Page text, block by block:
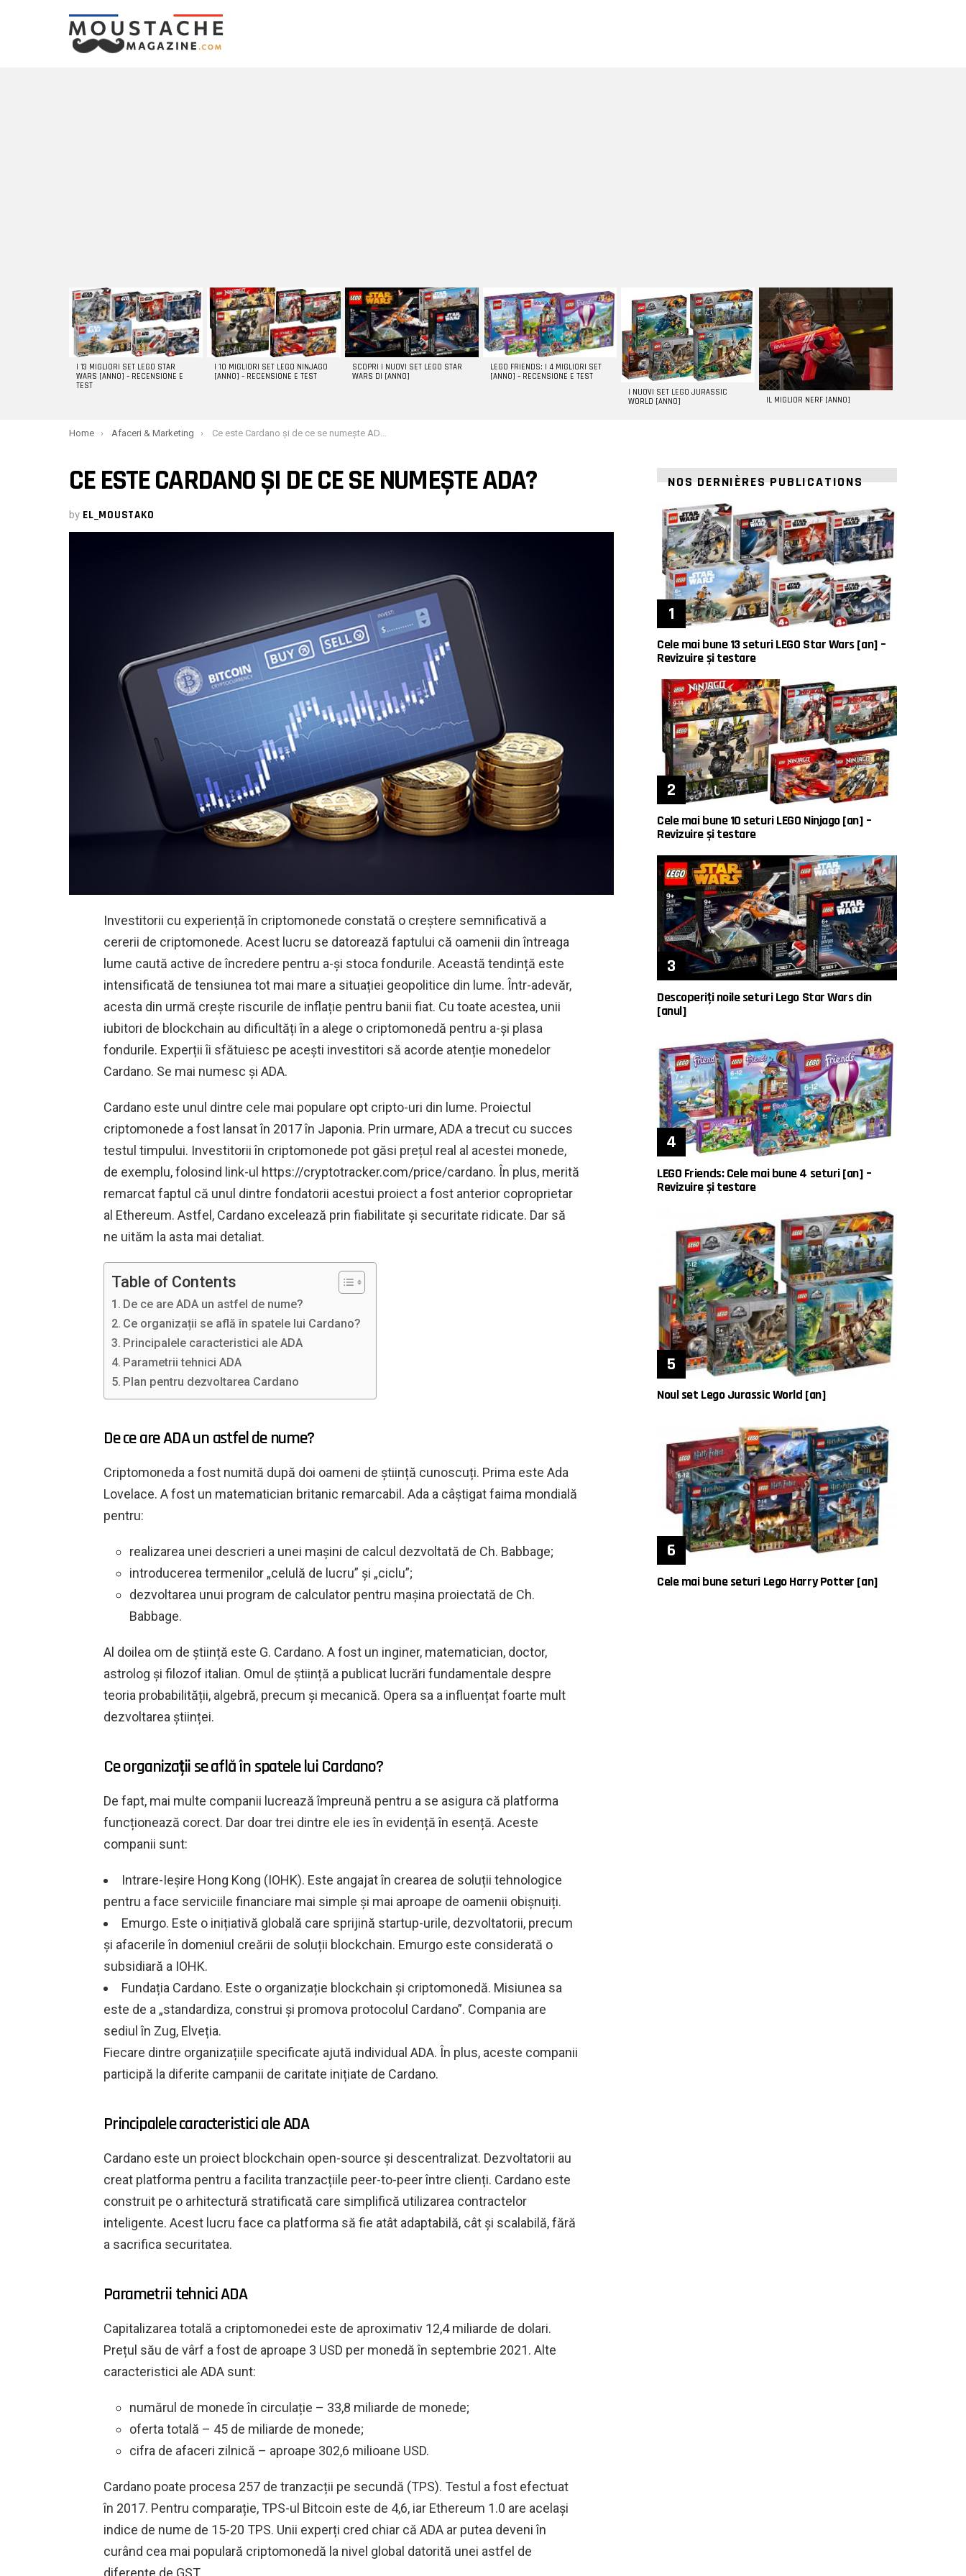
LATEST
STORIES
I 13 MIGLIORI SET LEGO STAR
WARS [ANNO] – RECENSIONE E
TEST
I 10 MIGLIORI SET LEGO NINJAGO
[ANNO] – RECENSIONE E TEST
SCOPRI I NUOVI SET LEGO STAR
WARS DI [ANNO]
LEGO FRIENDS: I 4 MIGLIORI SET
[ANNO] – RECENSIONE E TEST
I NUOVI SET LEGO JURASSIC
WORLD [ANNO]
IL MIGLIOR NERF [ANNO]
You are here:
Home Afaceri & Marketing Ce este Cardano și de ce se numește ADA?
CE ESTE CARDANO ȘI DE CE SE NUMEȘTE ADA?
by EL_MOUSTAKO
Investitorii cu experiență în criptomonede constată o creștere semnificativă a
cererii de criptomonede. Acest lucru se datorează faptului că oamenii din întreaga
lume caută active de încredere pentru a-și stoca fondurile. Această tendință este
intensificată de tensiunea tot mai mare a situației geopolitice din lume. Într-adevăr,
acesta din urmă crește riscurile de inflație pentru banii fiat. Cu toate acestea, unii
iubitori de blockchain au dificultăți în a alege o criptomonedă pentru a-și plasa
fondurile. Experții îi sfătuiesc pe acești investitori să acorde atenție monedelor
Cardano. Se mai numesc și ADA.
Cardano este unul dintre cele mai populare opt cripto-uri din lume. Proiectul
criptomonede a fost lansat în 2017 în Japonia. Prin urmare, ADA a trecut cu succes
testul timpului. Investitorii în criptomonede pot găsi prețul real al acestei monede,
de exemplu, folosind link-ul https://cryptotracker.com/price/cardano. În plus, merită
remarcat faptul că unul dintre fondatorii acestui proiect a fost anterior coproprietar
al Ethereum. Astfel, Cardano excelează prin fiabilitate și securitate ridicate. Dar să
ne uităm la asta mai detaliat.
Table of Contents
De ce are ADA un astfel de nume?
Ce organizații se află în spatele lui Cardano?
Principalele caracteristici ale ADA
Parametrii tehnici ADA
Plan pentru dezvoltarea Cardano
De ce are ADA un astfel de nume?
Criptomoneda a fost numită după doi oameni de știință cunoscuți. Prima este Ada
Lovelace. A fost un matematician britanic remarcabil. Ada a câștigat faima mondială
pentru:
realizarea unei descrieri a unei mașini de calcul dezvoltată de Ch. Babbage;
introducerea termenilor „celulă de lucru” și „ciclu”;
dezvoltarea unui program de calculator pentru mașina proiectată de Ch.
Babbage.
Al doilea om de știință este G. Cardano. A fost un inginer, matematician, doctor,
astrolog și filozof italian. Omul de știință a publicat lucrări fundamentale despre
teoria probabilității, algebră, precum și mecanică. Opera sa a influențat foarte mult
dezvoltarea științei.
Ce organizații se află în spatele lui Cardano?
De fapt, mai multe companii lucrează împreună pentru a se asigura că platforma
funcționează corect. Dar doar trei dintre ele ies în evidență în esență. Aceste
companii sunt:
Intrare-Ieșire Hong Kong (IOHK). Este angajat în crearea de soluții tehnologice
pentru a face serviciile financiare mai simple și mai aproape de oamenii obișnuiți.
Emurgo. Este o inițiativă globală care sprijină startup-urile, dezvoltatorii, precum
și afacerile în domeniul creării de soluții blockchain. Emurgo este considerată o
subsidiară a IOHK.
Fundația Cardano. Este o organizație blockchain și criptomonedă. Misiunea sa
este de a „standardiza, construi și promova protocolul Cardano”. Compania are
sediul în Zug, Elveția.
Fiecare dintre organizațiile specificate ajută individual ADA. În plus, aceste companii
participă la diferite campanii de caritate inițiate de Cardano.
Principalele caracteristici ale ADA
Cardano este un proiect blockchain open-source și descentralizat. Dezvoltatorii au
creat platforma pentru a facilita tranzacțiile peer-to-peer între clienți. Cardano este
construit pe o arhitectură stratificată care simplifică utilizarea contractelor
inteligente. Acest lucru face ca platforma să fie atât adaptabilă, cât și scalabilă, fără
a sacrifica securitatea.
Parametrii tehnici ADA
Capitalizarea totală a criptomonedei este de aproximativ 12,4 miliarde de dolari.
Prețul său de vârf a fost de aproape 3 USD per monedă în septembrie 2021. Alte
caracteristici ale ADA sunt:
numărul de monede în circulație – 33,8 miliarde de monede;
oferta totală – 45 de miliarde de monede;
cifra de afaceri zilnică – aproape 302,6 milioane USD.
Cardano poate procesa 257 de tranzacții pe secundă (TPS). Testul a fost efectuat
în 2017. Pentru comparație, TPS-ul Bitcoin este de 4,6, iar Ethereum 1.0 are același
indice de nume de 15-20 TPS. Unii experți cred chiar că ADA ar putea deveni în
curând cea mai populară criptomonedă la nivel global datorită unei astfel de
NOS DERNIÈRES PUBLICATIONS
Cele mai bune 13 seturi LEGO Star Wars [an] –
Revizuire și testare
Cele mai bune 10 seturi LEGO Ninjago [an] –
Revizuire și testare
Descoperiți noile seturi Lego Star Wars din
[anul]
LEGO Friends: Cele mai bune 4 seturi [an] –
Revizuire și testare
Noul set Lego Jurassic World [an]
Cele mai bune seturi Lego Harry Potter [an]